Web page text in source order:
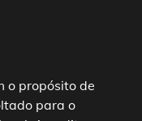
o propósito de
para o